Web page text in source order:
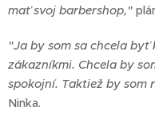
mať svoj barbershop,"
"Ja by som sa chcela
zákazníkmi. Chcela by
spokojní. Taktiež by som
Ninka.